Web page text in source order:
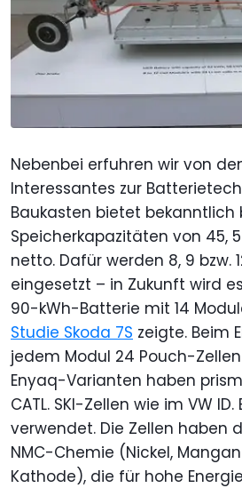
Nebenbei erfuhren wir von
Interessantes zur
Baukasten bietet bekanntlich
Speicherkapazitäten von 45,
netto. Dafür werden 8, 9 bzw.
eingesetzt – in Zukunft wird
90-kWh-Batterie mit 14
Studie Skoda 7S zeigte. Beim
jedem Modul 24 Pouch-
Enyaq-Varianten haben
CATL. SKI-Zellen wie im VW
verwendet. Die Zellen haben
NMC-Chemie (Nickel,
Kathode), die für hohe